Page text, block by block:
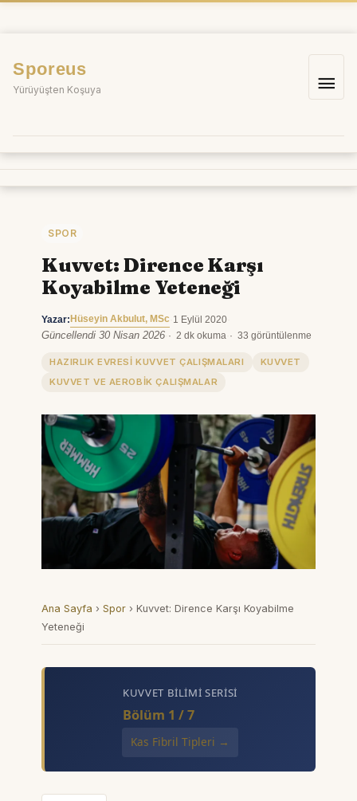
Sporeus
Yürüyüşten Koşuya
Ana
SPOR
Kuvvet: Dirence Karşı
Koyabilme Yeteneği
Yazar: Hüseyin Akbulut, MSc 1 Eylül 2020
Güncellendi 30 Nisan 2026 2 dk okuma 33 görüntülenme
HAZIRLIK EVRESI KUVVET ÇALIŞMALARI
KUVVET
KUVVET VE AEROBIK ÇALIŞMALAR
Ana Sayfa › Spor › Kuvvet: Dirence Karşı Koyabilme
Yeteneği
KUVVET BILIMI SERISI
Bölüm 1 / 7
Kas Fibril Tipleri →